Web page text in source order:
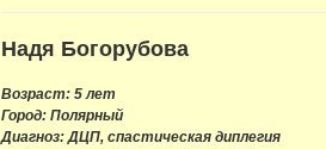
Надя Богорубова
Возраст: 5 лет
Город: Полярный
Диагноз: ДЦП, спастическая диплегия